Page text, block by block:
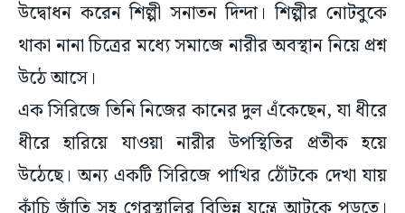
উদ্বোধন করেন শিল্পী সনাতন দিন্দা। শিল্পীর নোটবুকে
থাকা নানা চিত্রের মধ্যে সমাজে নারীর অবস্থান নিয়ে প্রশ্ন
উঠে আসে।
এক সিরিজে তিনি নিজের কানের দুল এঁকেছেন, যা ধীরে
ধীরে হারিয়ে যাওয়া নারীর উপস্থিতির প্রতীক হয়ে
উঠেছে। অন্য একটি সিরিজে পাখির ঠোঁটকে দেখা যায়